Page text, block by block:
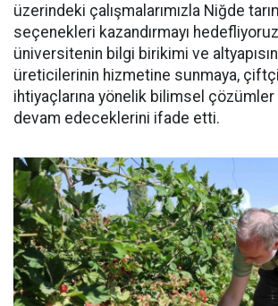
üzerindeki çalışmalarımızla Niğde
seçenekleri kazandırmayı
üniversitenin bilgi birikimi ve
üreticilerinin hizmetine sunmaya,
ihtiyaçlarına yönelik bilimsel
devam edeceklerini ifade etti.